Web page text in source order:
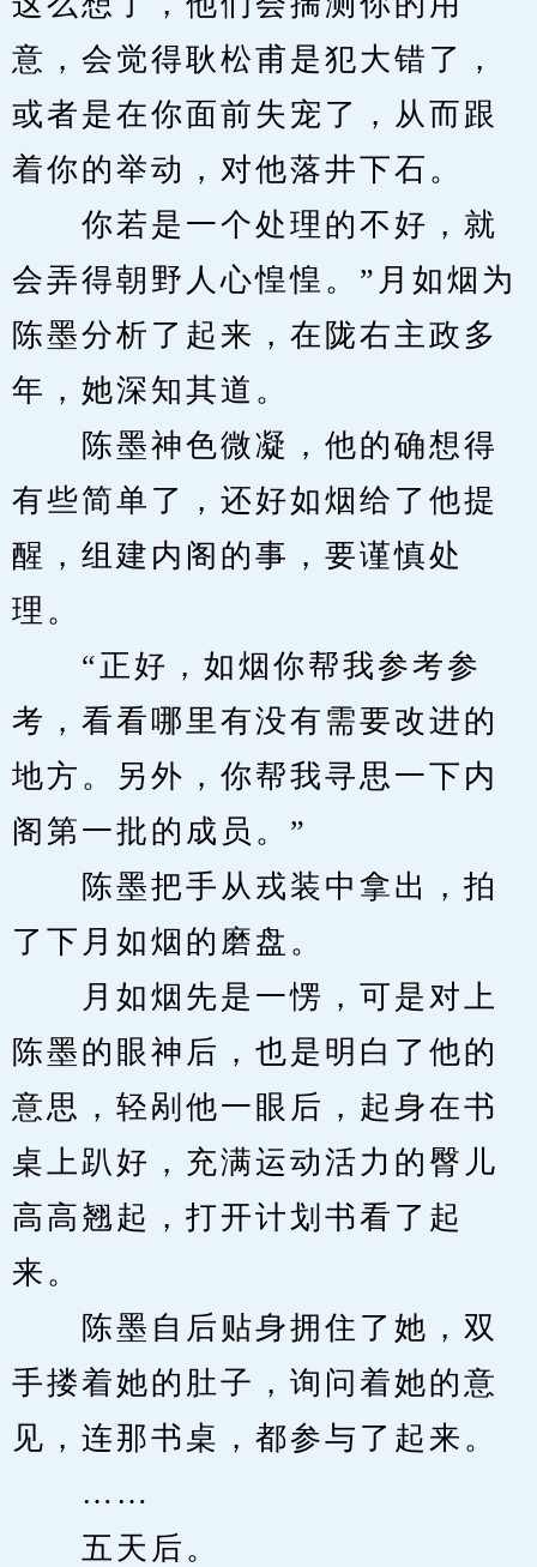
意，会觉得耿松甫是犯大错了，
或者是在你面前失宠了，从而跟
着你的举动，对他落井下石。
你若是一个处理的不好，就
会弄得朝野人心惶惶。”月如烟为
陈墨分析了起来，在陇右主政多
年，她深知其道。
陈墨神色微凝，他的确想得
有些简单了，还好如烟给了他提
醒，组建内阁的事，要谨慎处
理。
“正好，如烟你帮我参考参
考，看看哪里有没有需要改进的
地方。另外，你帮我寻思一下内
阁第一批的成员。”
陈墨把手从戎装中拿出，拍
了下月如烟的磨盘。
月如烟先是一愣，可是对上
陈墨的眼神后，也是明白了他的
意思，轻剐他一眼后，起身在书
桌上趴好，充满运动活力的臀儿
高高翘起，打开计划书看了起
来。
陈墨自后贴身拥住了她，双
手搂着她的肚子，询问着她的意
见，连那书桌，都参与了起来。
……
五天后。